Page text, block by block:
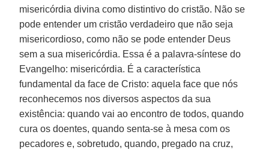
misericórdia divina como distintivo do cristão. Não se
pode entender um cristão verdadeiro que não seja
misericordioso, como não se pode entender Deus
sem a sua misericórdia. Essa é a palavra-síntese do
Evangelho: misericórdia. É a característica
fundamental da face de Cristo: aquela face que nós
reconhecemos nos diversos aspectos da sua
existência: quando vai ao encontro de todos, quando
cura os doentes, quando senta-se à mesa com os
pecadores e, sobretudo, quando, pregado na cruz,